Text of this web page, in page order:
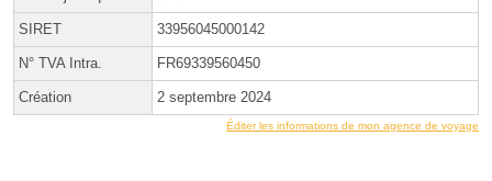
SIRET 33956045000142
N° TVA Intra. FR69339560450
Création 2 septembre 2024
Éditer les informations de mon agence de voyage